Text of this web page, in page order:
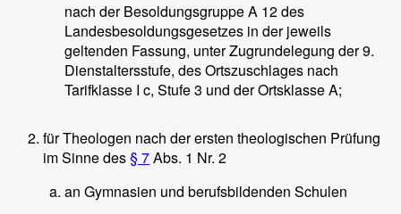
nach der Besoldungsgruppe A 12 des
Landesbesoldungsgesetzes in der jeweils
geltenden Fassung, unter Zugrundelegung der 9.
Dienstaltersstufe, des Ortszuschlages nach
Tarifklasse I c, Stufe 3 und der Ortsklasse A;
für Theologen nach der ersten theologischen Prüfung
im Sinne des§ 7Abs. 1 Nr. 2
an Gymnasien und berufsbildenden Schulen